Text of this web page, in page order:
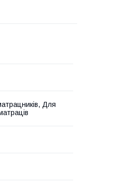
Для